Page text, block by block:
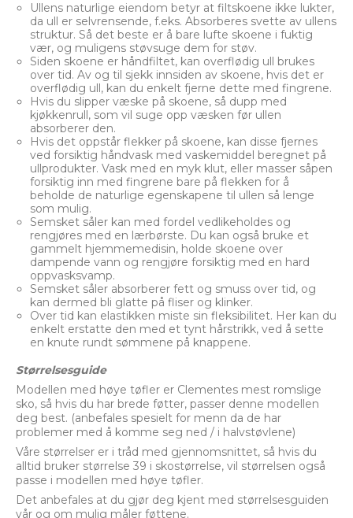
Ullens naturlige eiendom betyr at filtskoene ikke lukter,
da ull er selvrensende, f.eks. Absorberes svette av ullens
struktur. Så det beste er å bare lufte skoene i fuktig
vær, og muligens støvsuge dem for støv.
Siden skoene er håndfiltet, kan overflødig ull brukes
over tid. Av og til sjekk innsiden av skoene, hvis det er
overflødig ull, kan du enkelt fjerne dette med fingrene.
Hvis du slipper væske på skoene, så dupp med
kjøkkenrull, som vil suge opp væsken før ullen
absorberer den.
Hvis det oppstår flekker på skoene, kan disse fjernes
ved forsiktig håndvask med vaskemiddel beregnet på
ullprodukter. Vask med en myk klut, eller masser såpen
forsiktig inn med fingrene bare på flekken for å
beholde de naturlige egenskapene til ullen så lenge
som mulig.
Semsket såler kan med fordel vedlikeholdes og
rengjøres med en lærbørste. Du kan også bruke et
gammelt hjemmemedisin, holde skoene over
dampende vann og rengjøre forsiktig med en hard
oppvasksvamp.
Semsket såler absorberer fett og smuss over tid, og
kan dermed bli glatte på fliser og klinker.
Over tid kan elastikken miste sin fleksibilitet. Her kan du
enkelt erstatte den med et tynt hårstrikk, ved å sette
en knute rundt sømmene på knappene.
Størrelsesguide
Modellen med høye tøfler er Clementes mest romslige
sko, så hvis du har brede føtter, passer denne modellen
deg best. (anbefales spesielt for menn da de har
problemer med å komme seg ned / i halvstøvlene)
Våre størrelser er i tråd med gjennomsnittet, så hvis du
alltid bruker størrelse 39 i skostørrelse, vil størrelsen også
passe i modellen med høye tøfler.
Det anbefales at du gjør deg kjent med størrelsesguiden
vår og om mulig måler føttene.